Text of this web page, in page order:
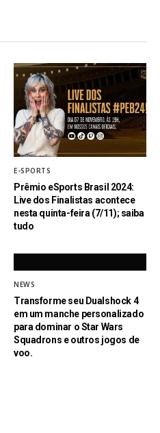
E-SPORTS
Prêmio eSports Brasil 2024:
Live dos Finalistas acontece
nesta quinta-feira (7/11); saiba
tudo
NEWS
Transforme seu Dualshock 4
em um manche personalizado
para dominar o Star Wars
Squadrons e outros jogos de
voo.